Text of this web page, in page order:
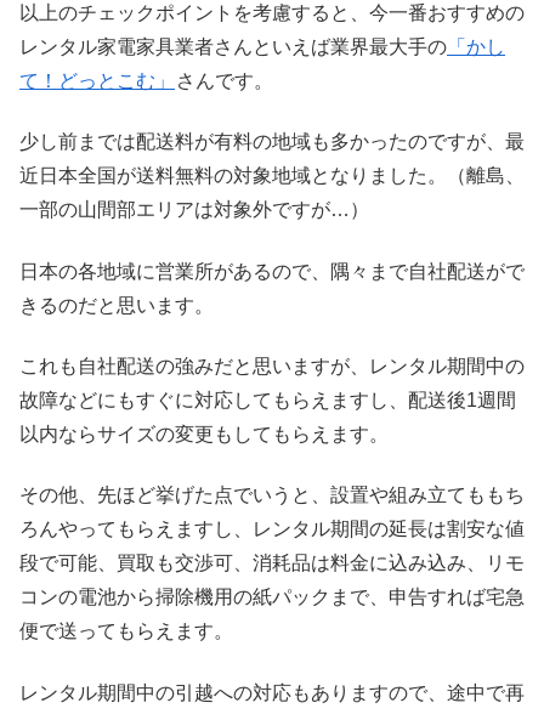
以上のチェックポイントを考慮すると、今一番おすすめの
レンタル家電家具業者さんといえば業界最大手の 「かし
て！どっとこむ」
さんです。
少し前までは配送料が有料の地域も多かったのですが、最
近日本全国が送料無料の対象地域となりました。（離島、
一部の山間部エリアは対象外ですが…）
日本の各地域に営業所があるので、隅々まで自社配送がで
きるのだと思います。
これも自社配送の強みだと思いますが、レンタル期間中の
故障などにもすぐに対応してもらえますし、配送後1週間
以内ならサイズの変更もしてもらえます。
その他、先ほど挙げた点でいうと、設置や組み立てももち
ろんやってもらえますし、レンタル期間の延長は割安な値
段で可能、買取も交渉可、消耗品は料金に込み込み、リモ
コンの電池から掃除機用の紙パックまで、申告すれば宅急
便で送ってもらえます。
レンタル期間中の引越への対応もありますので、途中で再